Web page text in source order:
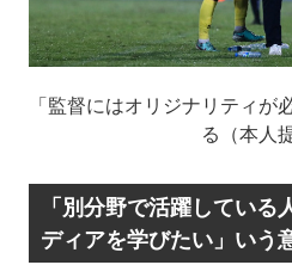
「監督にはオリジナリティが
る（本人
「別分野で活躍している
ディアを学びたい」いう